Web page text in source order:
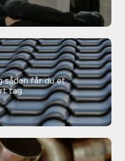
tag